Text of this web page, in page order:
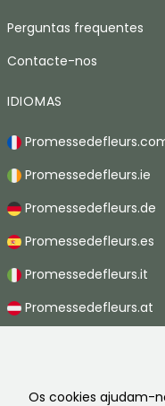
Os cookies ajudam-
Perguntas frequentes
Contacte-nos
IDIOMAS
Promessedefleurs.ie
Promessedefleurs.de
Promessedefleurs.es
Promessedefleurs.it
Promessedefleurs.at